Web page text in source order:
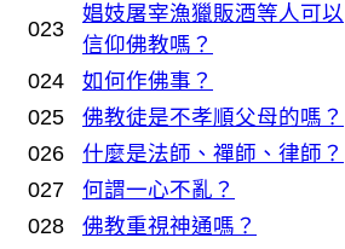
023
娼妓屠宰漁獵販酒等人可以
信仰佛教嗎？
024 如何作佛事？
025
佛教徒是不孝順父母的嗎？
026
什麼是法師、禪師、律師？
027
何謂一心不亂？
028
佛教重視神通嗎？